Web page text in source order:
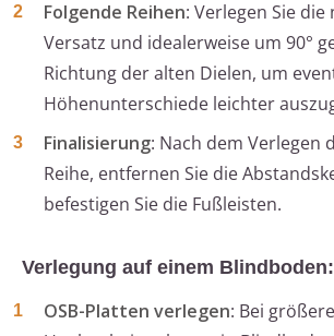
Folgende Reihen: Verlegen Sie
Versatz und idealerweise um 90°
Richtung der alten Dielen, um
Höhenunterschiede leichter
Finalisierung: Nach dem Verlegen
Reihe, entfernen Sie die
befestigen Sie die Fußleisten.
Verlegung auf einem Blindboden:
OSB-Platten verlegen: Bei